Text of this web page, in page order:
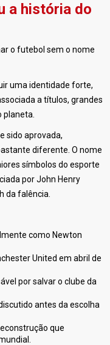
a história do
o futebol sem o nome
uma identidade forte,
a títulos, grandes
sido aprovada,
diferente. O nome
símbolos do esporte
por John Henry
da falência.
como Newton
United em abril de
por salvar o clube da
antes da escolha
que